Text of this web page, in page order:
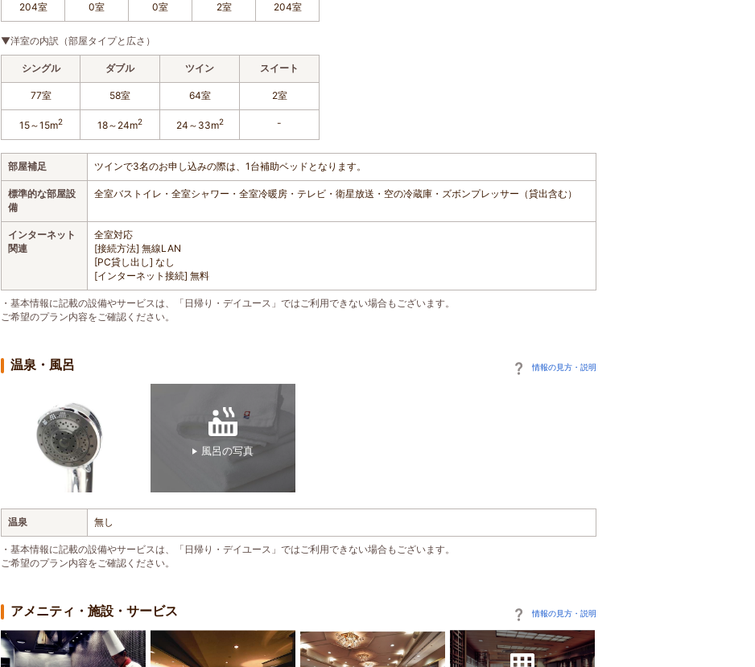
204室 0室 0室 2室 204室
▼洋室の内訳（部屋タイプと広さ）
シングル ダブル ツイン スイート
77室 58室 64室 2室
15～15m2 18～24m2 24～33m2 -
部屋補足 ツインで3名のお申し込みの際は、1台補助ベッドとなります。
標準的な部屋設
備
全室バストイレ・全室シャワー・全室冷暖房・テレビ・衛星放送・空の冷蔵庫・ズボンプレッサー（貸出含む）
インターネット
関連
全室対応
[接続方法] 無線LAN
[PC貸し出し] なし
[インターネット接続] 無料
・基本情報に記載の設備やサービスは、「日帰り・デイユース」ではご利用できない場合もございます。
ご希望のプラン内容をご確認ください。
温泉・風呂 情報の見方・説明
風呂の写真
温泉 無し
・基本情報に記載の設備やサービスは、「日帰り・デイユース」ではご利用できない場合もございます。
ご希望のプラン内容をご確認ください。
アメニティ・施設・サービス 情報の見方・説明